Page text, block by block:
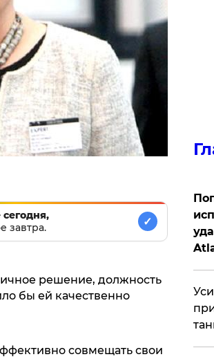
завтра.
✓
решение, должность
бы ей качественно
совмещать свои